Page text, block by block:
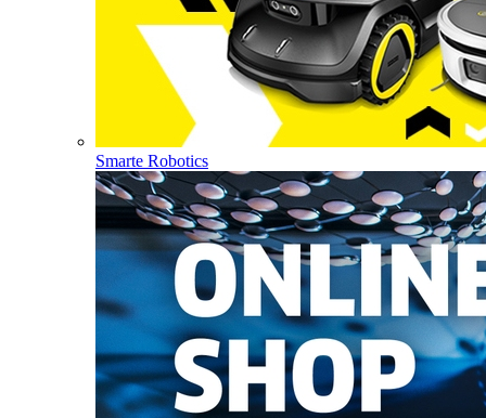
Smarte Robotics